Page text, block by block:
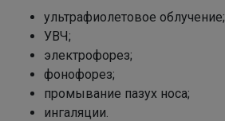
ультрафиолетовое облучение;
УВЧ;
электрофорез;
фонофорез;
промывание пазух носа;
ингаляции.